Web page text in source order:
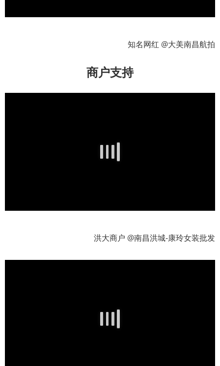
知名网红 @大美南昌航拍
商户支持
洪大商户 @南昌洪城-康玲女装批发